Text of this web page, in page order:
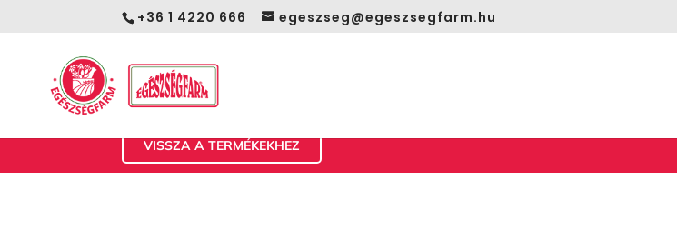
+36 1 4220 666 egeszseg@egeszsegfarm.hu
VISSZA A TERMÉKEKHEZ